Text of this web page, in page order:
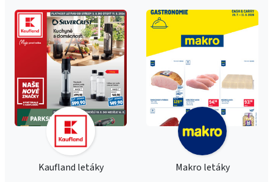
Kaufland letáky Makro letáky